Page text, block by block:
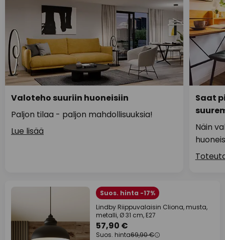
Valoteho suuriin huoneisiin
Paljon tilaa - paljon mahdollisuuksia!
Lue lisää
Saat
Näin
Suos. hinta -17%
Lindby Riippuvalaisin Cliona, musta,
metalli, Ø 31 cm, E27
57,90 €
Suos. hinta69,90 €